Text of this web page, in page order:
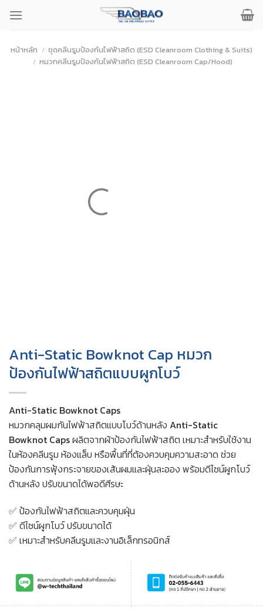
เนื้อหาหน้าหลัก / ชุดคลีนรูมป้องกันไฟฟ้าสถิต (ESD Cleanroom Clothing & Suits)
/ หมวกคลีนรูมป้องกันไฟฟ้าสถิต (ESD Cleanroom Cap/Hood)
Anti-Static Bowknot Cap หมวก
ป้องกันไฟฟ้าสถิตแบบผูกโบว์
Anti-Static Bowknot Caps
หมวกคลุมผมกันไฟฟ้าสถิตแบบโบว์ด้านหลัง Anti-Static
Bowknot Capsผลิตจากผ้าป้องกันไฟฟ้าสถิต เหมาะสำหรับใช้งาน
ในห้องคลีนรูม ห้องแล็บ หรือพื้นที่ที่ต้องควบคุมความสะอาด ช่วย
ป้องกันการฟุ้งกระจายของเส้นผมและฝุ่นละออง พร้อมดีไซน์ผูกโบว์
ด้านหลัง ปรับขนาดได้พอดีศีรษะ
✅ ป้องกันไฟฟ้าสถิตและควบคุมฝุ่น
✅ ดีไซน์ผูกโบว์ ปรับขนาดได้
✅ เหมาะสำหรับคลีนรูมและงานอิเล็กทรอนิกส์